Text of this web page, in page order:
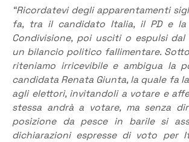
“Ricordatevi degli apparentamenti
fa, tra il candidato Italia, il PD e la
Condivisione, poi usciti o espulsi
un bilancio politico fallimentare.
riteniamo irricevibile e ambigua la
candidata Renata Giunta, la quale fa
agli elettori, invitandoli a votare e
stessa andrà a votare, ma senza
posizione da pesce in barile si
dichiarazioni espresse di voto per